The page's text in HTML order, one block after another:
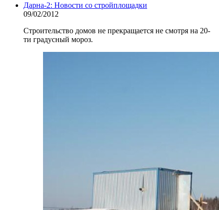
Дарна-2: Новости со стройплощадки
09/02/2012
Строительство домов не прекращается не смотря на 20-
ти градусный мороз.